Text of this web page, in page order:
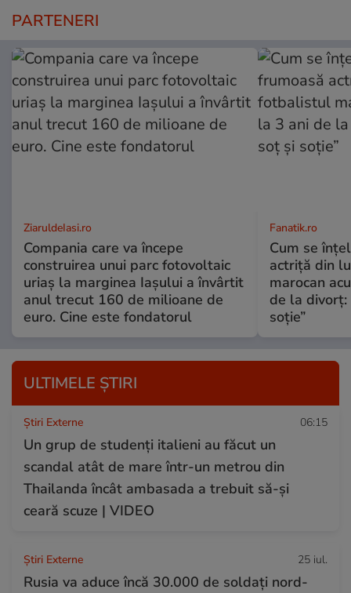
PARTENERI
ZiaruldeIasi.ro
Compania care va începe
construirea unui parc fotovoltaic
uriaș la marginea Iașului a învârtit
anul trecut 160 de milioane de
euro. Cine este fondatorul
Fanatik.ro
Cum se
actriță din
marocan
de la divorț:
soție”
ULTIMELE ȘTIRI
Știri Externe 06:15
Un grup de studenți italieni au făcut un
scandal atât de mare într-un metrou din
Thailanda încât ambasada a trebuit să-și
ceară scuze | VIDEO
Știri Externe 25 iul.
Rusia va aduce încă 30.000 de soldaţi nord-